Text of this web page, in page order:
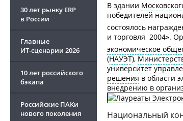
30 лет рынку ERP
в России
Главные
ИТ-сценарии 2026
10 лет российского
бэкапа
Российские ПАКи
нового поколения
В здании
победителей
состоялось
и торговля  2004».
экономическое
(НАУЭТ),
университет
решения в области
внедрению в
Национальный